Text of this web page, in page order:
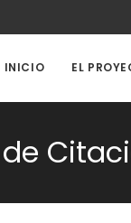
INICIO EL